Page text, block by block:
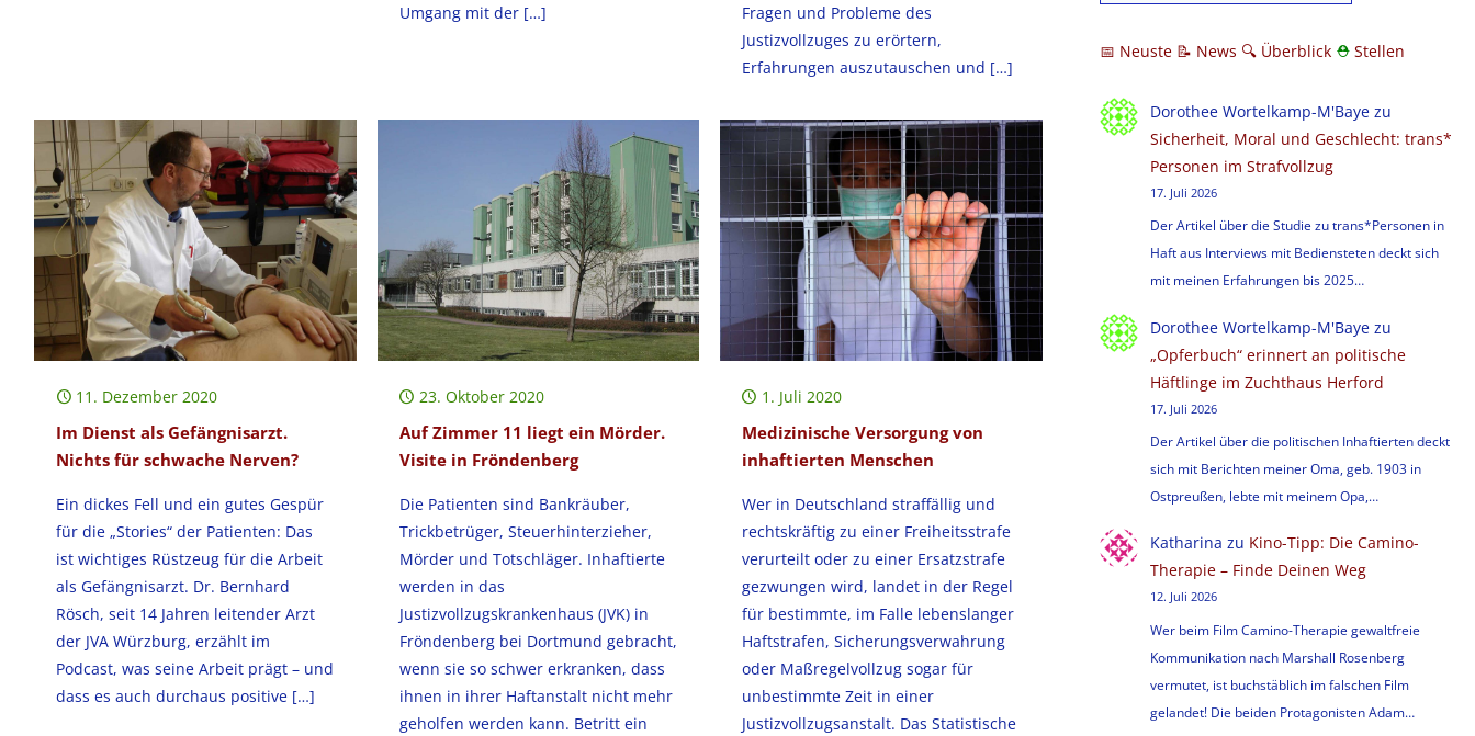
Umgang mit der[…]
Fragen und Probleme des
Justizvollzuges zu erörtern,
Erfahrungen auszutauschen und […]
11. Dezember 2020
Im Dienst als Gefängnisarzt.
Nichts für schwache Nerven?
Ein dickes Fell und ein gutes Gespür
für die „Stories“ der Patienten: Das
ist wichtiges Rüstzeug für die Arbeit
als Gefängnisarzt. Dr. Bernhard
Rösch, seit 14 Jahren leitender Arzt
der JVA Würzburg, erzählt im
Podcast, was seine Arbeit prägt – und
dass es auch durchaus positive […]
23. Oktober 2020
Auf Zimmer 11 liegt ein Mörder.
Visite in Fröndenberg
Die Patienten sind Bankräuber,
Trickbetrüger, Steuerhinterzieher,
Mörder und Totschläger. Inhaftierte
werden in das
Justizvollzugskrankenhaus (JVK) in
Fröndenberg bei Dortmund gebracht,
wenn sie so schwer erkranken, dass
ihnen in ihrer Haftanstalt nicht mehr
geholfen werden kann. Betritt ein
1. Juli 2020
Medizinische Versorgung von
inhaftierten Menschen
Wer in Deutschland straffällig und
rechtskräftig zu einer Freiheitsstrafe
verurteilt oder zu einer Ersatzstrafe
gezwungen wird, landet in der Regel
für bestimmte, im Falle lebenslanger
Haftstrafen, Sicherungsverwahrung
oder Maßregelvollzug sogar für
unbestimmte Zeit in einer
Justizvollzugsanstalt. Das Statistische
📅 Neuste 📝 News 🔍 Überblick ⛑ Stellen
Dorothee Wortelkamp-M'Bayezu
Sicherheit, Moral und Geschlecht: trans*
Personen im Strafvollzug
17. Juli 2026
Der Artikel über die Studie zu trans*Personen in
Haft aus Interviews mit Bediensteten deckt sich
mit meinen Erfahrungen bis 2025…
Dorothee Wortelkamp-M'Bayezu
„Opferbuch“ erinnert an politische
Häftlinge im Zuchthaus Herford
17. Juli 2026
Der Artikel über die politischen Inhaftierten deckt
sich mit Berichten meiner Oma, geb. 1903 in
Ostpreußen, lebte mit meinem Opa,…
Katharina zu Kino-Tipp: Die Camino-
Therapie – Finde Deinen Weg
12. Juli 2026
Wer beim Film Camino-Therapie gewaltfreie
Kommunikation nach Marshall Rosenberg
vermutet, ist buchstäblich im falschen Film
gelandet! Die beiden Protagonisten Adam…